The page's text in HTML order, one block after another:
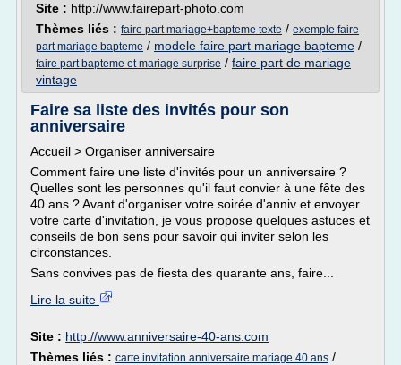
Site : http://www.fairepart-photo.com
Thèmes liés : faire part mariage+bapteme texte / exemple faire
part mariage bapteme / modele faire part mariage bapteme /
faire part bapteme et mariage surprise / faire part de mariage
vintage
Faire sa liste des invités pour son
anniversaire
Accueil > Organiser anniversaire
Comment faire une liste d'invités pour un anniversaire ?
Quelles sont les personnes qu'il faut convier à une fête des
40 ans ? Avant d'organiser votre soirée d'anniv et envoyer
votre carte d'invitation, je vous propose quelques astuces et
conseils de bon sens pour savoir qui inviter selon les
circonstances.
Sans convives pas de fiesta des quarante ans, faire...
Lire la suite
Site : http://www.anniversaire-40-ans.com
Thèmes liés : carte invitation anniversaire mariage 40 ans /